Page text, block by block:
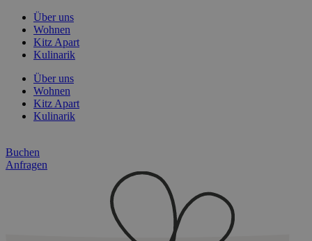
Über uns
Wohnen
Kitz Apart
Kulinarik
Über uns
Wohnen
Kitz Apart
Kulinarik
Buchen
Anfragen